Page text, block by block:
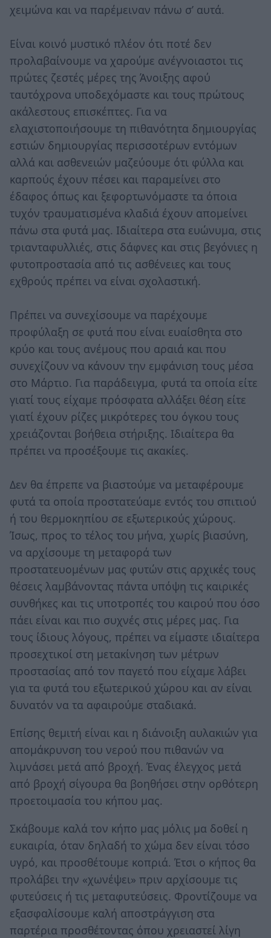
χειμώνα και να παρέμειναν πάνω σ’ αυτά.
Είναι κοινό μυστικό πλέον ότι ποτέ δεν
προλαβαίνουμε να χαρούμε ανέγνοιαστοι τις
πρώτες ζεστές μέρες της Άνοιξης αφού
ταυτόχρονα υποδεχόμαστε και τους πρώτους
ακάλεστους επισκέπτες. Για να
ελαχιστοποιήσουμε τη πιθανότητα δημιουργίας
εστιών δημιουργίας περισσοτέρων εντόμων
αλλά και ασθενειών μαζεύουμε ότι φύλλα και
καρπούς έχουν πέσει και παραμείνει στο
έδαφος όπως και ξεφορτωνόμαστε τα όποια
τυχόν τραυματισμένα κλαδιά έχουν απομείνει
πάνω στα φυτά μας. Ιδιαίτερα στα ευώνυμα, στις
τριανταφυλλιές, στις δάφνες και στις βεγόνιες η
φυτοπροστασία από τις ασθένειες και τους
εχθρούς πρέπει να είναι σχολαστική.
Πρέπει να συνεχίσουμε να παρέχουμε
προφύλαξη σε φυτά που είναι ευαίσθητα στο
κρύο και τους ανέμους που αραιά και που
συνεχίζουν να κάνουν την εμφάνιση τους μέσα
στο Μάρτιο. Για παράδειγμα, φυτά τα οποία είτε
γιατί τους είχαμε πρόσφατα αλλάξει θέση είτε
γιατί έχουν ρίζες μικρότερες του όγκου τους
χρειάζονται βοήθεια στήριξης. Ιδιαίτερα θα
πρέπει να προσέξουμε τις ακακίες.
Δεν θα έπρεπε να βιαστούμε να μεταφέρουμε
φυτά τα οποία προστατεύαμε εντός του σπιτιού
ή του θερμοκηπίου σε εξωτερικούς χώρους.
Ίσως, προς το τέλος του μήνα, χωρίς βιασύνη,
να αρχίσουμε τη μεταφορά των
προστατευομένων μας φυτών στις αρχικές τους
θέσεις λαμβάνοντας πάντα υπόψη τις καιρικές
συνθήκες και τις υποτροπές του καιρού που όσο
πάει είναι και πιο συχνές στις μέρες μας. Για
τους ίδιους λόγους, πρέπει να είμαστε ιδιαίτερα
προσεχτικοί στη μετακίνηση των μέτρων
προστασίας από τον παγετό που είχαμε λάβει
για τα φυτά του εξωτερικού χώρου και αν είναι
δυνατόν να τα αφαιρούμε σταδιακά.
Επίσης θεμιτή είναι και η διάνοιξη αυλακιών για
απομάκρυνση του νερού που πιθανών να
λιμνάσει μετά από βροχή. Ένας έλεγχος μετά
από βροχή σίγουρα θα βοηθήσει στην ορθότερη
προετοιμασία του κήπου μας.
Σκάβουμε καλά τον κήπο μας μόλις μα δοθεί η
ευκαιρία, όταν δηλαδή το χώμα δεν είναι τόσο
υγρό, και προσθέτουμε κοπριά. Έτσι ο κήπος θα
προλάβει την «χωνέψει» πριν αρχίσουμε τις
φυτεύσεις ή τις μεταφυτεύσεις. Φροντίζουμε να
εξασφαλίσουμε καλή αποστράγγιση στα
παρτέρια προσθέτοντας όπου χρειαστεί λίγη